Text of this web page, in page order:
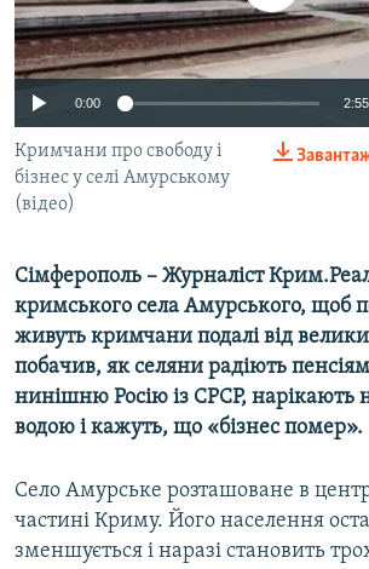
ВІДЕОУРОКИ «ELIFBE»
СВІДЧЕННЯ ОКУПАЦІЇ
УКРАЇНСЬКА ПРОБЛЕМА КРИМУ
ІНФОГРАФІКА
Русский
Qırımtatar
ДОЛУЧАЙСЯ!
Усі сайти RFE/RL
0:00 2:55
Кримчани про свободу і
бізнес у селі Амурському
(відео)
Сімферополь – Журналіст
кримського села Амурського, щоб
живуть кримчани подалі від
побачив, як селяни радіють
нинішню Росію із СРСР, нарікають
водою і кажуть, що «бізнес помер».
Село Амурське розташоване в
частині Криму. Його населення
зменшується і наразі становить